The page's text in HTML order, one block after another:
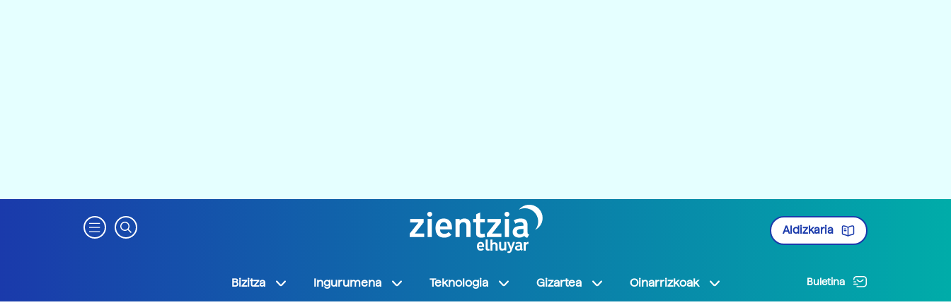
Aldizkaria
Bizitza Ingurumena Teknologia Gizartea Oinarrizkoak Buletina